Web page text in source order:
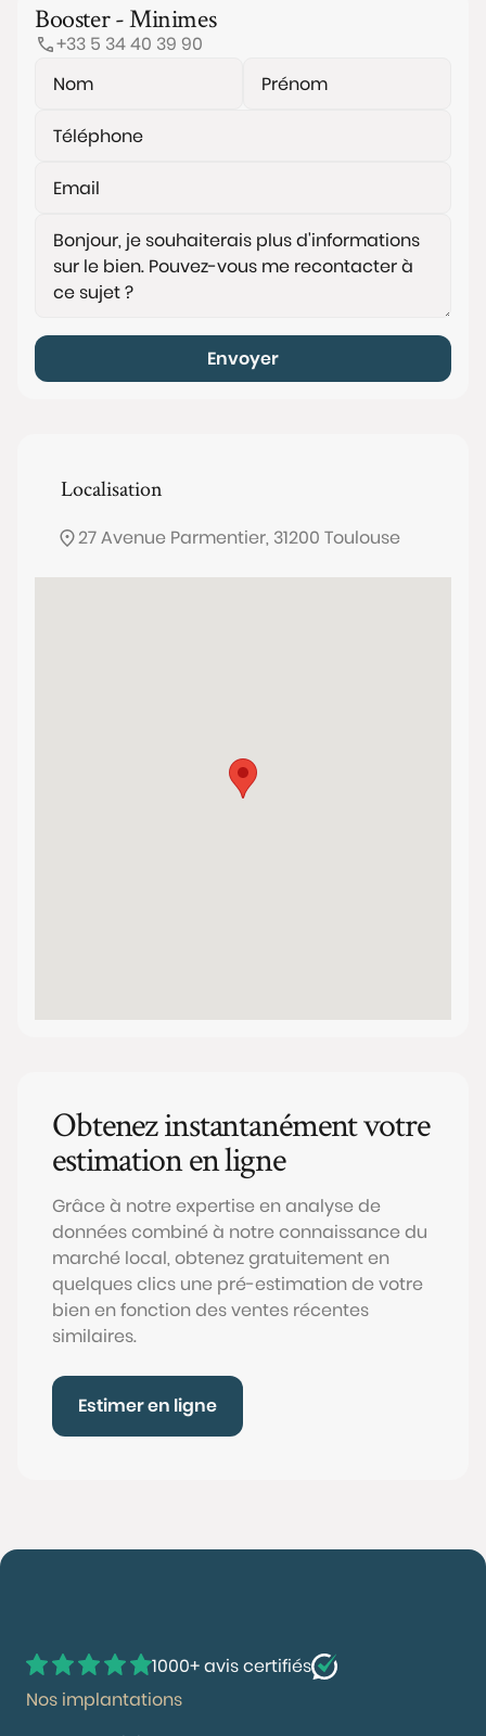
Booster - Minimes
+33 5 34 40 39 90
Envoyer
Localisation
27 Avenue Parmentier, 31200 Toulouse
Obtenez instantanément votre
estimation en ligne
Grâce à notre expertise en analyse de
données combiné à notre connaissance du
marché local, obtenez gratuitement en
quelques clics une pré-estimation de votre
bien en fonction des ventes récentes
similaires.
Estimer en ligne
1000+ avis certifiés
Nos implantations